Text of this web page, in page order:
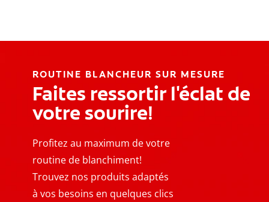
ROUTINE BLANCHEUR SUR MESURE
Faites ressortir l'éclat de
votre sourire!
Profitez au maximum de votre
routine de blanchiment!
Trouvez nos produits adaptés
à vos besoins en quelques clics